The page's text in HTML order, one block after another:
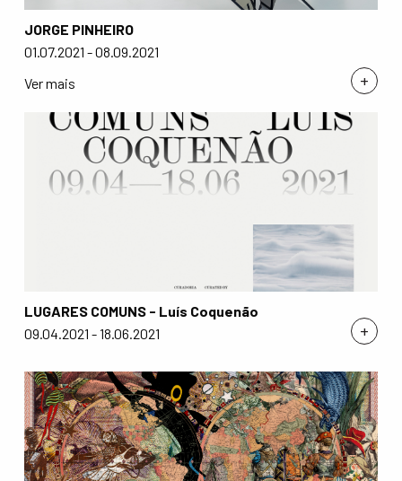
+
JORGE PINHEIRO
01.07.2021 - 08.09.2021
Ver mais
+
LUGARES COMUNS - Luís Coquenão
09.04.2021 - 18.06.2021